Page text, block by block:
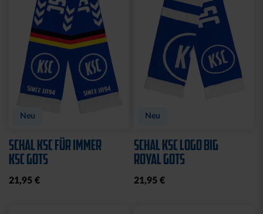
Neu
SCHAL KSC FÜR IMMER
KSC GOTS
21,95 €
Neu
SCHAL KSC LOGO BIG
ROYAL GOTS
21,95 €